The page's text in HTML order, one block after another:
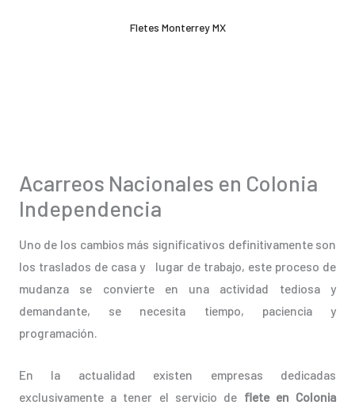
Fletes Monterrey MX
Acarreos Nacionales en Colonia
Independencia
Uno de los cambios más significativos definitivamente son
los traslados de casa y lugar de trabajo, este proceso de
mudanza se convierte en una actividad tediosa y
demandante, se necesita tiempo, paciencia y
programación.
En la actualidad existen empresas dedicadas
exclusivamente a tener el servicio de flete en Colonia